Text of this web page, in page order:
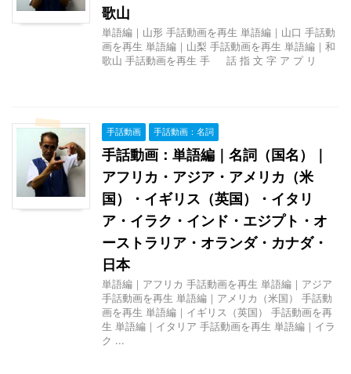
歌山
単語編｜山形 手話動画を再生 単語編｜山口 手話動
画を再生 単語編｜山梨 手話動画を再生 単語編｜和
歌山 手話動画を再生 手 話 指 文 字 ア プ リ
手話動画 手話動画：名詞
手話動画：単語編｜名詞（国名）｜
アフリカ・アジア・アメリカ（米
国）・イギリス（英国）・イタリ
ア・イラク・インド・エジプト・オ
ーストラリア・オランダ・カナダ・
日本
単語編｜アフリカ 手話動画を再生 単語編｜アジア
手話動画を再生 単語編｜アメリカ（米国） 手話動
画を再生 単語編｜イギリス（英国） 手話動画を再
生 単語編｜イタリア 手話動画を再生 単語編｜イラ
ク ...